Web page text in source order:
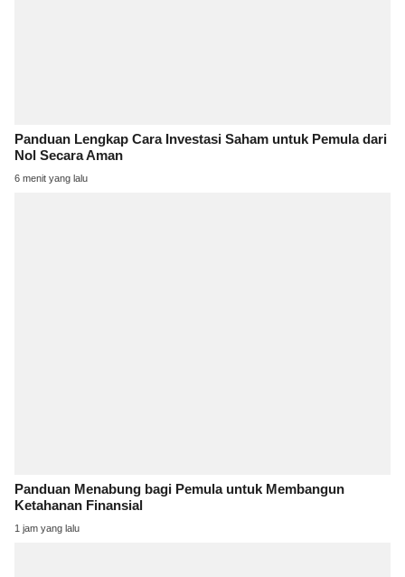
Panduan Lengkap Cara Investasi Saham untuk Pemula dari
Nol Secara Aman
6 menit yang lalu
Panduan Menabung bagi Pemula untuk Membangun
Ketahanan Finansial
1 jam yang lalu